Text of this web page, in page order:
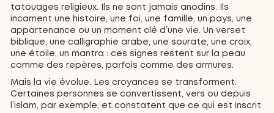
tatouages religieux. Ils ne sont jamais anodins. Ils
incarnent une histoire, une foi, une famille, un pays, une
appartenance ou un moment clé d’une vie. Un verset
biblique, une calligraphie arabe, une sourate, une croix,
une étoile, un mantra : ces signes restent sur la peau
comme des repères, parfois comme des armures.
Mais la vie évolue. Les croyances se transforment.
Certaines personnes se convertissent, vers ou depuis
l’islam, par exemple, et constatent que ce qui est inscrit